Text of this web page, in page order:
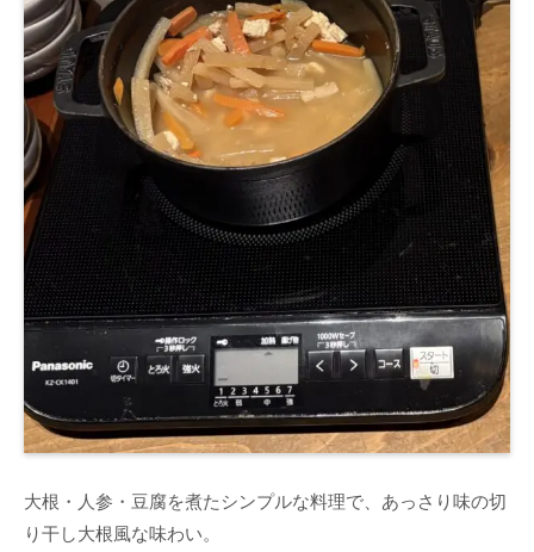
大根・人参・豆腐を煮たシンプルな料理で、あっさり味の切
り干し大根風な味わい。